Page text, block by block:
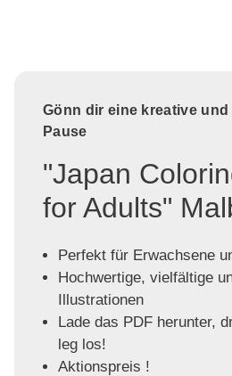
Gönn dir eine kreative
Pause
"Japan
for Adults"
Perfekt für Erwachsene
Hochwertige, vielfältige
Illustrationen
Lade das PDF herunter,
leg los!
Aktionspreis !